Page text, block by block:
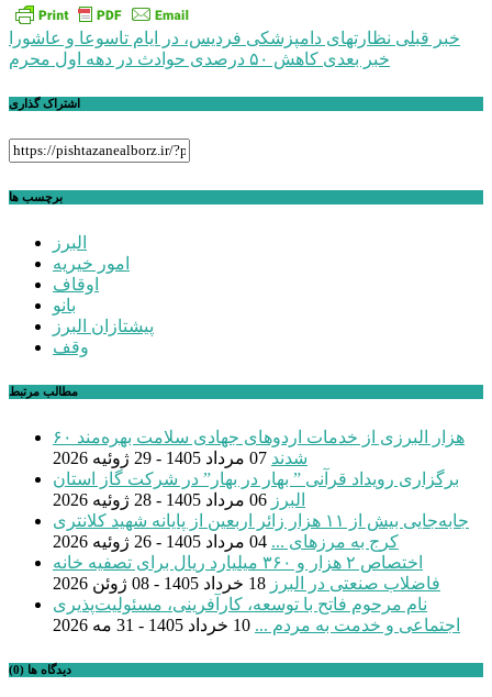
راهبری
نوشته
خبر قبلی نظارتهای دامپزشکی فردیس، در ایام تاسوعا و عاشورا
خبر بعدی کاهش ۵۰ درصدی حوادث در دهه اول محرم
اشتراک گذاری
برچسب ها
البرز
امور خیریه
اوقاف
بانو
پیشتازان البرز
وقف
مطالب مرتبط
۶۰ هزار البرزی از خدمات اردوهای جهادی سلامت بهره‌مند
شدند 07 مرداد 1405 - 29 ژوئیه 2026
برگزاری رویداد قرآنی ” بهار در بهار” در شرکت گاز استان
البرز 06 مرداد 1405 - 28 ژوئیه 2026
جابه‌جایی بیش از ۱۱ هزار زائر اربعین از پایانه شهید کلانتری
کرج به مرزهای ... 04 مرداد 1405 - 26 ژوئیه 2026
اختصاص ۲ هزار و ۳۶۰ میلیارد ریال برای تصفیه خانه
فاضلاب صنعتی در البرز 18 خرداد 1405 - 08 ژوئن 2026
نام مرحوم فاتح با توسعه، کارآفرینی، مسئولیت‌پذیری
اجتماعی و خدمت به مردم ... 10 خرداد 1405 - 31 مه 2026
دیدگاه ها (0)